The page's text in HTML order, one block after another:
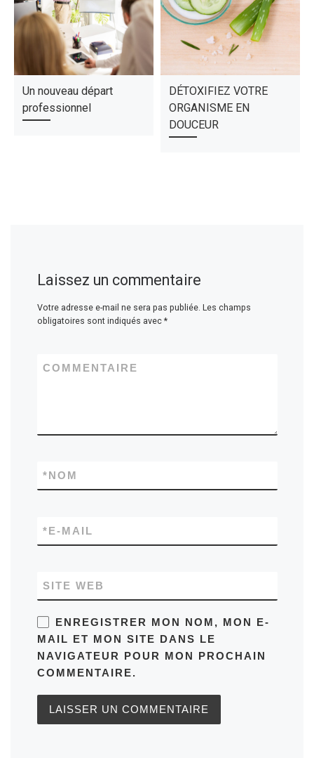
Un nouveau départ
professionnel
DÉTOXIFIEZ VOTRE
ORGANISME EN
DOUCEUR
Laissez un commentaire
Votre adresse e-mail ne sera pas publiée. Les champs
obligatoires sont indiqués avec *
COMMENTAIRE
NOM
*
E-MAIL
*
SITE WEB
ENREGISTRER MON NOM, MON E-
MAIL ET MON SITE DANS LE
NAVIGATEUR POUR MON PROCHAIN
COMMENTAIRE.